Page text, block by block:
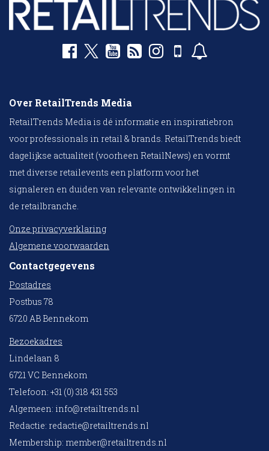
Over RetailTrends Media
RetailTrends Media is dé informatie en inspiratiebron
voor professionals in retail & brands. RetailTrends biedt
dagelijkse actualiteit (voorheen RetailNews) en vormt
met diverse retailevents een platform voor het
signaleren en duiden van relevante ontwikkelingen in
de retailbranche.
Onze privacyverklaring
Algemene voorwaarden
Contactgegevens
Postadres
Postbus 78
6720 AB Bennekom
Bezoekadres
Lindelaan 8
6721 VC Bennekom
Telefoon: +31 (0) 318 431 553
Algemeen: info@retailtrends.nl
Redactie: redactie@retailtrends.nl
Membership: member@retailtrends.nl